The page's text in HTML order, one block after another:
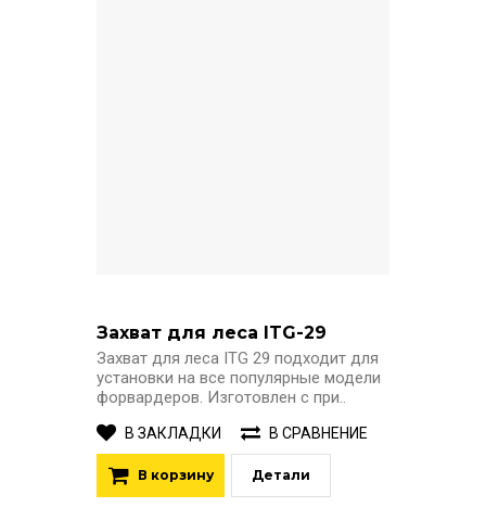
Захват для леса ITG-29
Захват для леса ITG 29 подходит для
установки на все популярные модели
форвардеров. Изготовлен с при..
В ЗАКЛАДКИ В СРАВНЕНИЕ
В корзину Детали